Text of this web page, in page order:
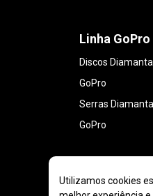
Linha GoPro
Discos
GoPro
Serras
GoPro
Utilizamos cookies